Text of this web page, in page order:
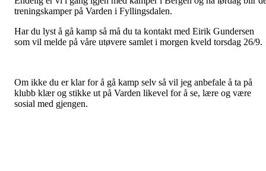
treningskamper på Varden i Fyllingsdalen.
Har du lyst å gå kamp så må du ta kontakt med Eirik Gundersen
som vil melde på våre utøvere samlet i morgen kveld torsdag 26/9.
Om ikke du er klar for å gå kamp selv så vil jeg anbefale å ta på
klubb klær og stikke ut på Varden likevel for å se, lære og være
sosial med gjengen.